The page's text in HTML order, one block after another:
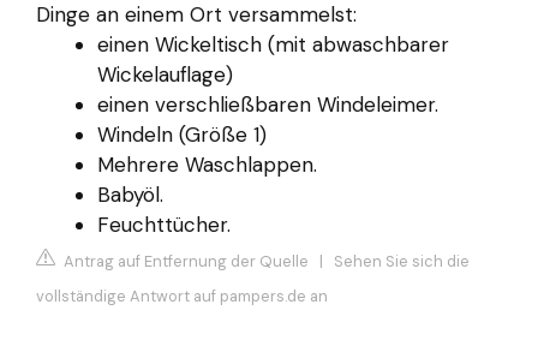
Dinge an einem Ort versammelst:
einen Wickeltisch (mit abwaschbarer
Wickelauflage)
einen verschließbaren Windeleimer.
Windeln (Größe 1)
Mehrere Waschlappen.
Babyöl.
Feuchttücher.
Antrag auf Entfernung der Quelle | Sehen Sie sich die
vollständige Antwort auf pampers.de an